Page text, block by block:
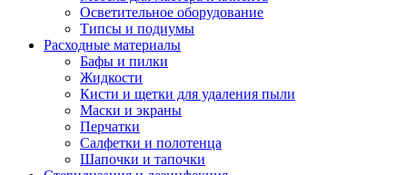
Осветительное оборудование
Типсы и подиумы
Расходные материалы
Бафы и пилки
Жидкости
Кисти и щетки для удаления пыли
Маски и экраны
Перчатки
Салфетки и полотенца
Шапочки и тапочки